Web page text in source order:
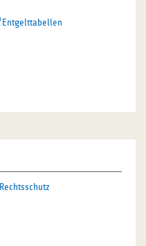
Entgelttabellen
Rechtsschutz